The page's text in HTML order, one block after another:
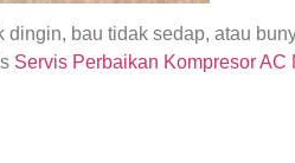
bau tidak sedap, atau
Servis Perbaikan Kompresor AC